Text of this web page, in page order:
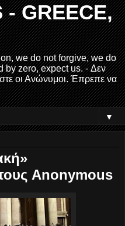
- GREECE,
we do not forgive, we do
by zero, expect us. - Δεν
οι Ανώνυμοι. Έπρεπε να
▼
Anonymous